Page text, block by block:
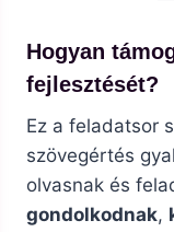
Hogyan
fejlesztését?
Ez a feladatsor
szövegértés
olvasnak és
gondolkodnak,